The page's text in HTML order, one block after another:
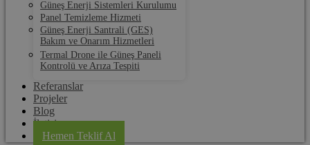
Güneş Enerji Sistemleri Kurulumu
Panel Temizleme Hizmeti
Güneş Enerji Santrali (GES)
Bakım ve Onarım Hizmetleri
Termal Drone ile Güneş Paneli
Kontrolü ve Arıza Tespiti
Referanslar
Projeler
Blog
İletişim
Hemen Teklif Al